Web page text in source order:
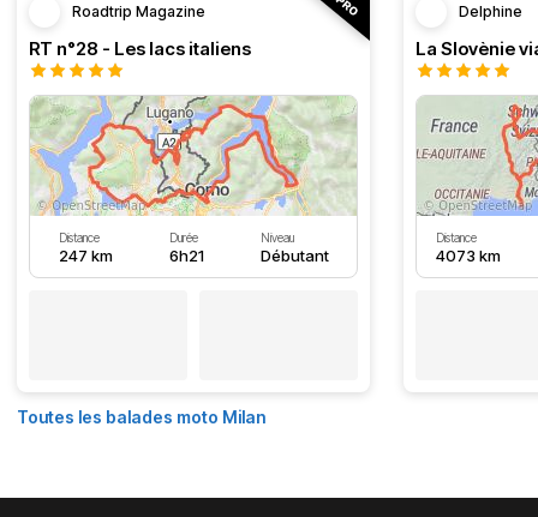
Roadtrip Magazine
RT n°28 - Les lacs italiens
Distance
247 km
Durée
6h21
Niveau
Débutant
Delphine
Distance
4073 km
Toutes les balades moto Milan